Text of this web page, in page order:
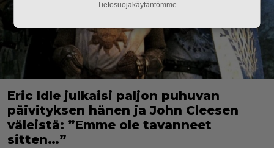
Eric Idle julkaisi paljon puhuvan
päivityksen hänen ja John Cleesen
väleistä: ”Emme ole tavanneet
sitten…”
Tietosuojakäytäntömme